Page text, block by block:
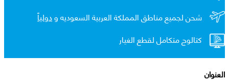
شحن لجميع مناطق المملكة العربية السعوديه ودولياً
كتالوج متكامل لقطع الغيار
العنوان